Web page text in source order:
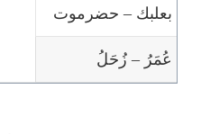
بعلبك – حضرموت
عُمَرُ – زُحَلُ